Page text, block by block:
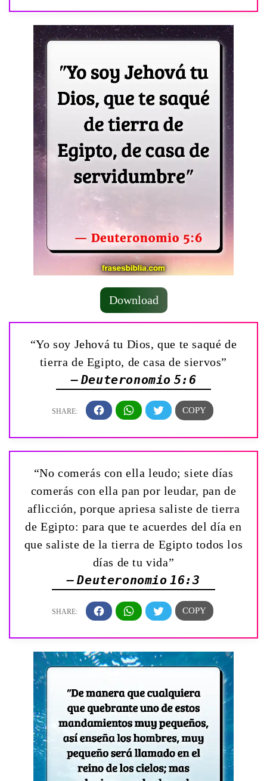
Download
“Yo soy Jehová tu Dios, que te saqué de
tierra de Egipto, de casa de siervos”
— Deuteronomio 5:6
“No comerás con ella leudo; siete días
comerás con ella pan por leudar, pan de
aflicción, porque apriesa saliste de tierra
de Egipto: para que te acuerdes del día en
que saliste de la tierra de Egipto todos los
días de tu vida”
— Deuteronomio 16:3